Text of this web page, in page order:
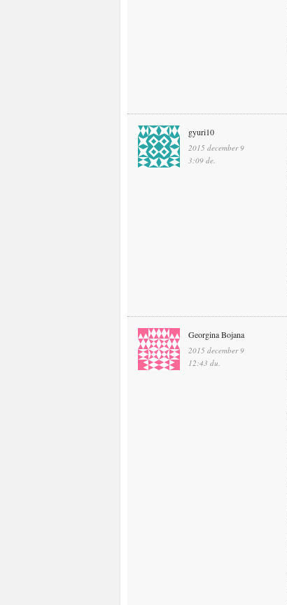
gyuri10
2015 december 9
3:09 de.
Georgina Bojana
2015 december 9
12:43 du.